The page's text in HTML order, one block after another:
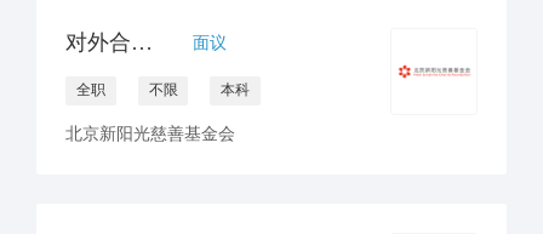
对外合作官员/经理（医药） 面议
全职 不限 本科
北京新阳光慈善基金会